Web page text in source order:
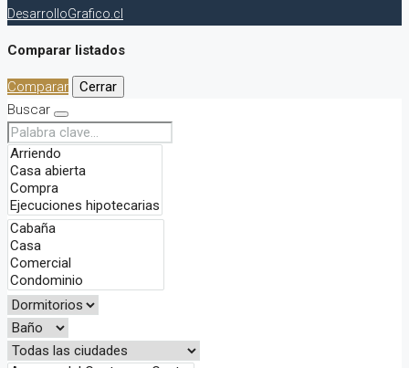
DesarrolloGrafico.cl
Comparar listados
Comparar
Cerrar
Buscar